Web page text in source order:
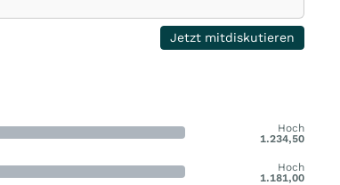
Jetzt mitdiskutieren
Hoch
1.234,50
Hoch
1.181,00